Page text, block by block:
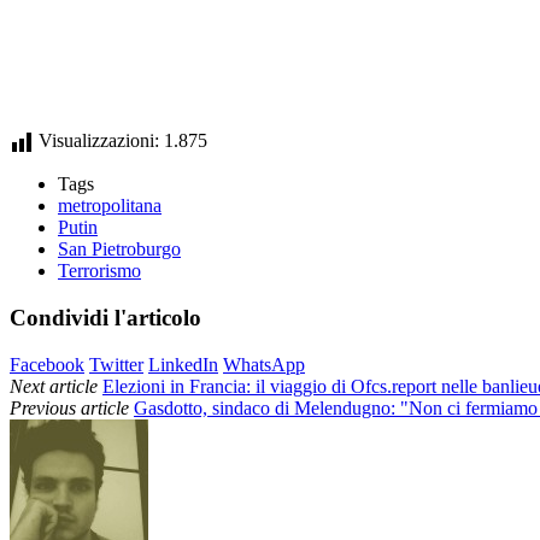
Visualizzazioni: 1.875
Tags
metropolitana
Putin
San Pietroburgo
Terrorismo
Condividi l'articolo
Facebook Twitter LinkedIn WhatsApp
Next article Elezioni in Francia: il viaggio di Ofcs.report nelle
Previous article Gasdotto, sindaco di Melendugno: "Non ci